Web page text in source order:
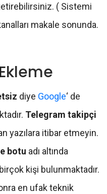
( Sistemi
makale sonunda.
diye Google‘ de
Telegram takipçi
yazılara itibar etmeyin.
botu adı altında
kişi bulunmaktadır.
en ufak teknik